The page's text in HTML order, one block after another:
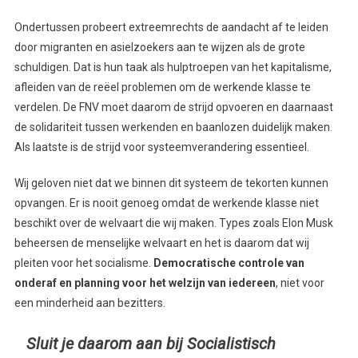
Ondertussen probeert extreemrechts de aandacht af te leiden
door migranten en asielzoekers aan te wijzen als de grote
schuldigen. Dat is hun taak als hulptroepen van het kapitalisme,
afleiden van de reëel problemen om de werkende klasse te
verdelen. De FNV moet daarom de strijd opvoeren en daarnaast
de solidariteit tussen werkenden en baanlozen duidelijk maken.
Als laatste is de strijd voor systeemverandering essentieel.
Wij geloven niet dat we binnen dit systeem de tekorten kunnen
opvangen. Er is nooit genoeg omdat de werkende klasse niet
beschikt over de welvaart die wij maken. Types zoals Elon Musk
beheersen de menselijke welvaart en het is daarom dat wij
pleiten voor het socialisme.
Democratische controle van
onderaf en planning voor het welzijn van iedereen, niet voor
een minderheid aan bezitters.
Sluit je daarom aan bij Socialistisch